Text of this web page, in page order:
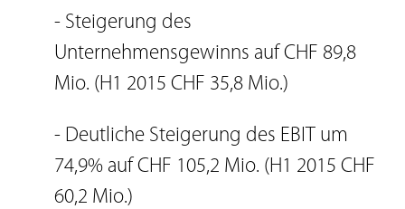
- Steigerung des
Unternehmensgewinns auf CHF 89,8
Mio. (H1 2015 CHF 35,8 Mio.)
- Deutliche Steigerung des EBIT um
74,9% auf CHF 105,2 Mio. (H1 2015 CHF
60,2 Mio.)